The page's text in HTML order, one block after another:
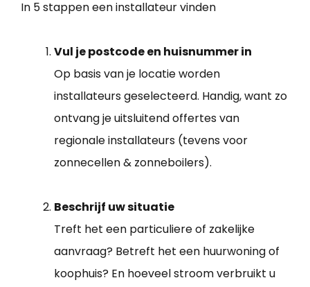
In 5 stappen een installateur vinden
Vul je postcode en huisnummer in
Op basis van je locatie worden
installateurs geselecteerd. Handig, want zo
ontvang je uitsluitend offertes van
regionale installateurs (tevens voor
zonnecellen & zonneboilers).
Beschrijf uw situatie
Treft het een particuliere of zakelijke
aanvraag? Betreft het een huurwoning of
koophuis? En hoeveel stroom verbruikt u